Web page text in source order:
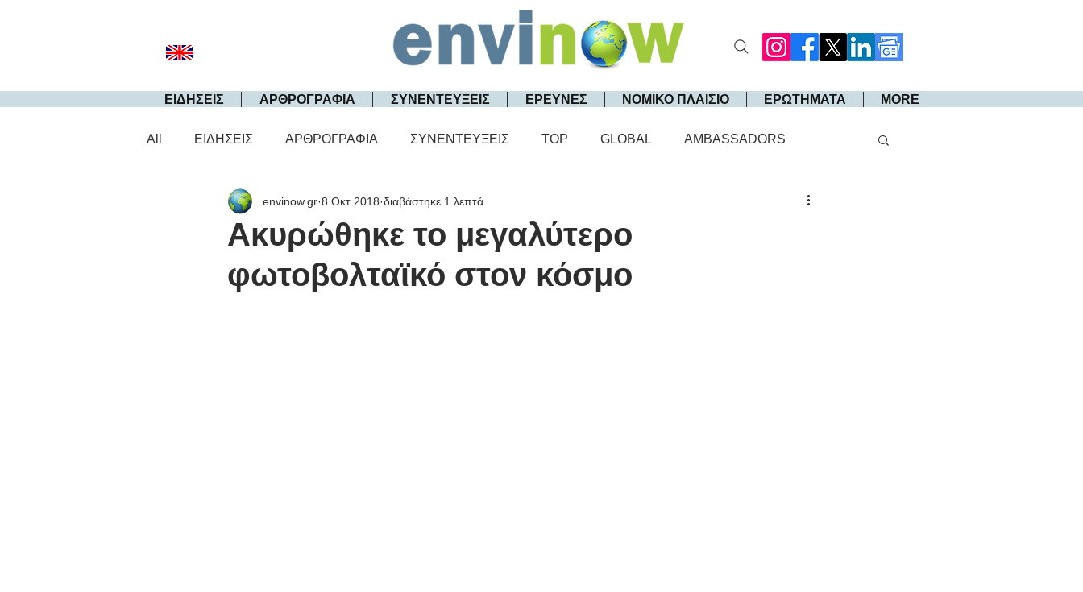
ΕΙΔΗΣΕΙΣ ΑΡΘΡΟΓΡΑΦΙΑ ΣΥΝΕΝΤΕΥΞΕΙΣ ΕΡΕΥΝΕΣ ΝΟΜΙΚΟ ΠΛΑΙΣΙΟ ΕΡΩΤΗΜΑΤΑ MORE
All ΕΙΔΗΣΕΙΣ ΑΡΘΡΟΓΡΑΦΙΑ ΣΥΝΕΝΤΕΥΞΕΙΣ TOP GLOBAL AMBASSADORS
Ακυρώθηκε το μεγαλύτερο
φωτοβολταϊκό στον κόσμο
envinow.gr 8 Οκτ 2018 διαβάστηκε 1 λεπτά